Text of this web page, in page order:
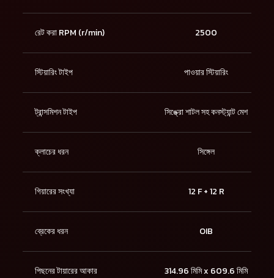
রেট করা RPM (r/min) 2500
স্টিয়ারিং টাইপ পাওয়ার স্টিয়ারিং
ট্রান্সমিশন টাইপ সিঙ্ক্রো শাটল সহ কনস্ট্যান্ট মেশ
ক্লাচের ধরন সিঙ্গেল
গিয়ারের সংখ্যা 12 F + 12 R
ব্রেকের ধরন OIB
পিছনের টায়ারের আকার
314.96 মিমি x 609.6 মিমি